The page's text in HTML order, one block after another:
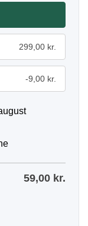
299,00 kr.
-9,00 kr.
59,00 kr.